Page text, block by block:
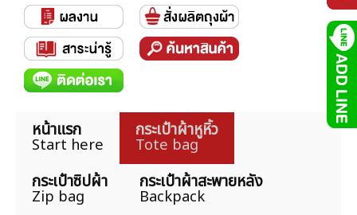
หน้าแรก
Start here
กระเป๋าผ้าหูหิ้ว
Tote bag
กระเป๋าซิปผ้า
Zip bag
กระเป๋าผ้าสะพายหลัง
Backpack